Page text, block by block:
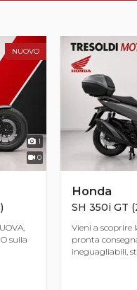
NUOVO
1
0
sulla
Honda
SH 350i GT
Vieni a scoprire
pronta
ineguagliabili,